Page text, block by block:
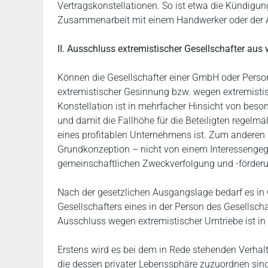
Vertragskonstellationen. So ist etwa die
Zusammenarbeit mit einem Handwerker oder der
II. Ausschluss extremistischer Gesellschafter aus
Können die Gesellschafter einer GmbH oder
extremistischer Gesinnung bzw. wegen
Konstellation ist in mehrfacher Hinsicht von
und damit die Fallhöhe für die Beteiligten
eines profitablen Unternehmens ist. Zum
Grundkonzeption – nicht von einem
gemeinschaftlichen Zweckverfolgung und -
Nach der gesetzlichen Ausgangslage bedarf es
Gesellschafters eines in der Person des
Ausschluss wegen extremistischer Umtriebe ist
Erstens wird es bei dem in Rede stehenden
die dessen privater Lebenssphäre zuzuordnen